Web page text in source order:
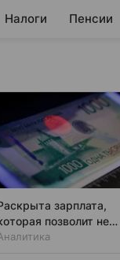
Налоги Пенсии
по
зарплата,
позволит не
зависти